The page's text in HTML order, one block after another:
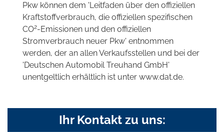
Pkw können dem 'Leitfaden über den offiziellen
Kraftstoffverbrauch, die offiziellen spezifischen
CO2-Emissionen und den offiziellen
Stromverbrauch neuer Pkw' entnommen
werden, der an allen Verkaufsstellen und bei der
'Deutschen Automobil Treuhand GmbH'
unentgeltlich erhältlich ist unter www.dat.de.
Ihr Kontakt zu uns: